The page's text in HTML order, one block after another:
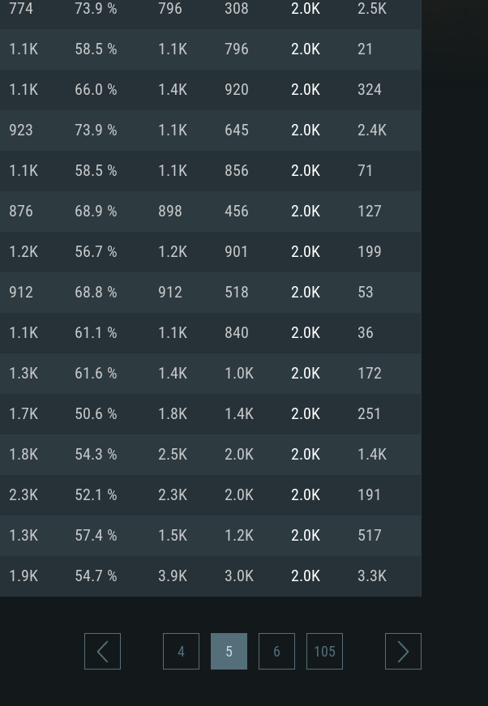
SISTEMA
16 GB ou mais
Gráfica: Placa com DirectX 11 ou superior;
GeForce 1060 ou superior, Radeon RX 570
Core i7 (Intel Xeon não suportado)
8 GB
Gráfica: Radeon Vega II ou superior com
Metal.
Internet de banda larga.
60,2 GB
(não mais de 6 meses) / equivalentes
RX 570) com os drivers mais
Internet de banda larga.
60,2 GB
774 73.9 % 796 308 2.0K 2.5K
1.1K 58.5 % 1.1K 796 2.0K 21
1.1K 66.0 % 1.4K 920 2.0K 324
923 73.9 % 1.1K 645 2.0K 2.4K
1.1K 58.5 % 1.1K 856 2.0K 71
876 68.9 % 898 456 2.0K 127
1.2K 56.7 % 1.2K 901 2.0K 199
912 68.8 % 912 518 2.0K 53
1.1K 61.1 % 1.1K 840 2.0K 36
1.3K 61.6 % 1.4K 1.0K 2.0K 172
1.7K 50.6 % 1.8K 1.4K 2.0K 251
1.8K 54.3 % 2.5K 2.0K 2.0K 1.4K
2.3K 52.1 % 2.3K 2.0K 2.0K 191
1.3K 57.4 % 1.5K 1.2K 2.0K 517
1.9K 54.7 % 3.9K 3.0K 2.0K 3.3K
4 5 6 105